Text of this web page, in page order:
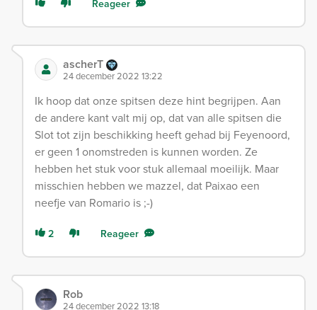
Reageer
ascherT
24 december 2022 13:22
Ik hoop dat onze spitsen deze hint begrijpen. Aan
de andere kant valt mij op, dat van alle spitsen die
Slot tot zijn beschikking heeft gehad bij Feyenoord,
er geen 1 onomstreden is kunnen worden. Ze
hebben het stuk voor stuk allemaal moeilijk. Maar
misschien hebben we mazzel, dat Paixao een
neefje van Romario is ;-)
2 Reageer
Rob
24 december 2022 13:18